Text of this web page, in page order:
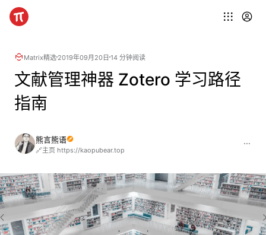
Matrix精选 2019年09月20日 14 分钟阅读
文献管理神器 Zotero 学习路径
指南
熊言熊语
🔗主页 https://kaopubear.top